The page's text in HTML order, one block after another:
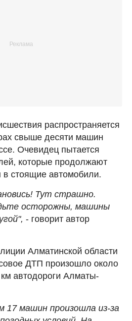
распространяется
свыше десяти машин
Очевидец пытается
которые продолжают
стоящие автомобили.
Тут страшно.
осторожны, машины
- говорит автор
Алматинской области
ДТП произошло около
автодороги Алматы-
17 машин произошла из-за